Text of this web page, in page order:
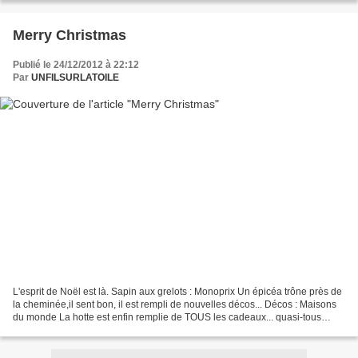
Merry Christmas
Publié le 24/12/2012 à 22:12
Par UNFILSURLATOILE
L'esprit de Noël est là. Sapin aux grelots : Monoprix Un épicéa trône près de
la cheminée,il sent bon, il est rempli de nouvelles décos... Décos : Maisons
du monde La hotte est enfin remplie de TOUS les cadeaux... quasi-tous